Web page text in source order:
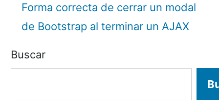
Forma correcta de cerrar un modal
de Bootstrap al terminar un AJAX
Buscar